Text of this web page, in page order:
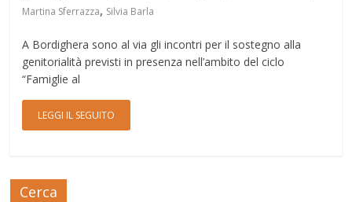
Martina Sferrazza, Silvia Barla
A Bordighera sono al via gli incontri per il sostegno alla
genitorialità previsti in presenza nell’ambito del ciclo
“Famiglie al
LEGGI IL SEGUITO
Cerca